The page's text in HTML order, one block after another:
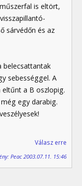
is eltört,
sárvédőn és az
belecsattantak
sebességgel. A
eltűnt a B oszlopig.
egy darabig.
Válasz erre
Peac 2003.07.11. 15:46